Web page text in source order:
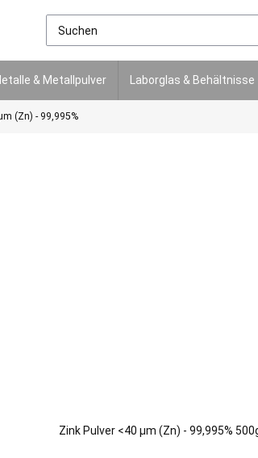
& Metallpulver Laborglas & Behältnisse
(Zn) - 99,995%